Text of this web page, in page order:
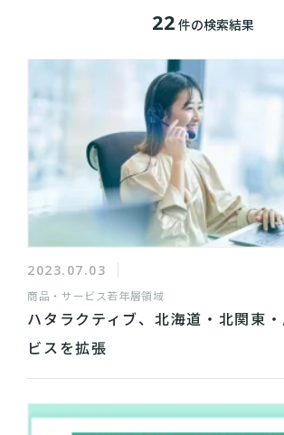
22 件の検索結果
2023.07.03
商品・サービス若年層領域
ハタラクティブ、北海道・北関東
ビスを拡張